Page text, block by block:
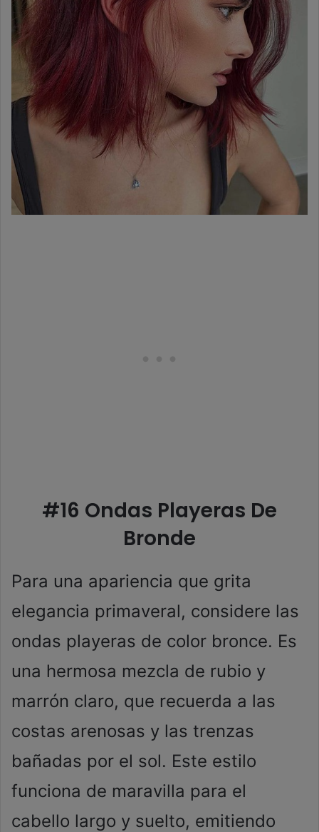
#16 Ondas Playeras De
Bronde
Para una apariencia que grita
elegancia primaveral, considere las
ondas playeras de color bronce. Es
una hermosa mezcla de rubio y
marrón claro, que recuerda a las
costas arenosas y las trenzas
bañadas por el sol. Este estilo
funciona de maravilla para el
cabello largo y suelto, emitiendo